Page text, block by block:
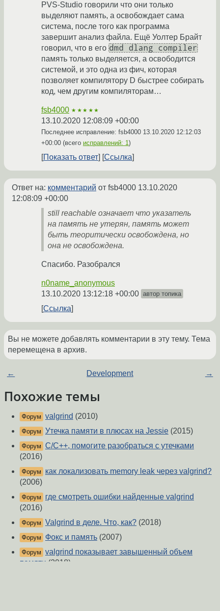
PVS-Studio говорили что они только
выделяют память, а освобождает сама
система, после того как программа
завершит анализ файла. Ещё Уолтер Брайт
говорил, что в его dmd dlang compiler
память только выделяется, а освободится
системой, и это одна из фич, которая
позволяет компилятору D быстрее собирать
код, чем другим компиляторам…
fsb4000 ★★★★★
13.10.2020 12:08:09 +00:00
Последнее исправление: fsb4000 13.10.2020 12:12:03
+00:00 (всего исправлений: 1)
Показать ответ Ссылка
Ответ на: комментарий от fsb4000 13.10.2020
12:08:09 +00:00
still reachable означает что указатель
на память не утерян, память может
быть теоритически освобождена, но
она не освобождена.
Спасибо. Разобрался
n0name_anonymous
13.10.2020 13:12:18 +00:00 автор топика
Ссылка
Вы не можете добавлять комментарии в эту тему. Тема
перемещена в архив.
← Development →
Похожие темы
Форум valgrind (2010)
Форум Утечка памяти в плюсах на Jessie (2015)
Форум C/C++, помогите разобраться с утечками
(2016)
Форум
как локализовать memory leak через valgrind?
(2006)
Форум
где смотреть ошибки найденные valgrind
(2016)
Форум Valgrind в деле. Что, как? (2018)
Форум Фокс и память (2007)
Форум valgrind показывает завышенный объем
памяти (2018)